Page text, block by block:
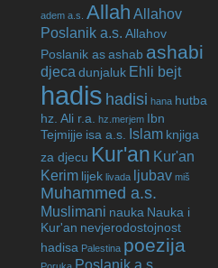
adem a.s. Allah Allahov
Poslanik a.s. Allahov
Poslanik asashab ashabi
djeca dunjaluk Ehli bejt
hadis hadisi hana hutba
hz. Ali r.a.
hz.merjem Ibn
Tejmijje isa a.s. Islam knjiga
za djecu Kur'an Kur'an
Kerim lijek livada ljubav miš
Muhammed a.s.
Muslimani nauka Nauka i
Kur'an nevjerodostojnost
hadisa Palestina poezija
Poslanik a.s.